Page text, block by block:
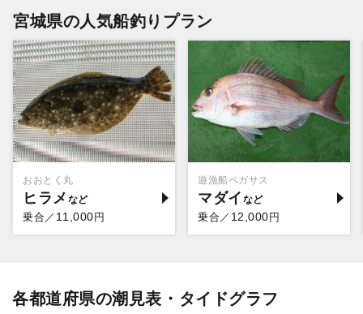
宮城県の人気船釣りプラン
おおとく丸
ヒラメ
乗合／ 11,000円
遊漁船ペガサス
マダイ
乗合／ 12,000円
各都道府県の潮見表・タイドグラフ